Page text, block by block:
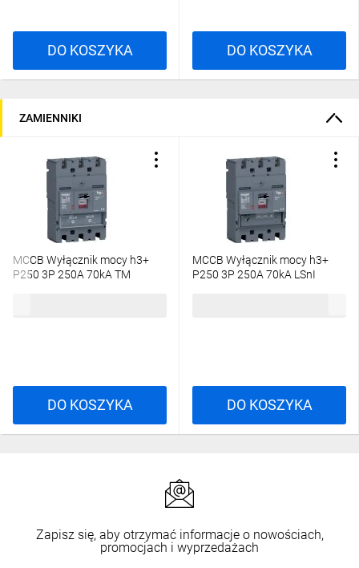
DO KOSZYKA DO KOSZYKA
ZAMIENNIKI
MCCB Wyłącznik mocy h3+
P250 3P 250A 70kA TM
DO KOSZYKA
MCCB Wyłącznik mocy h3+
P250 3P 250A 70kA LSnI
DO KOSZYKA
Zapisz się, aby otrzymać informacje o nowościach,
promocjach i wyprzedażach